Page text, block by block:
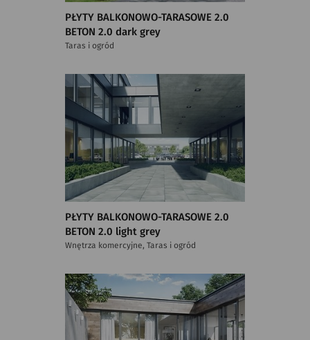
PŁYTY BALKONOWO-TARASOWE 2.0
BETON 2.0 dark grey
Taras i ogród
PŁYTY BALKONOWO-TARASOWE 2.0
BETON 2.0 light grey
Wnętrza komercyjne, Taras i ogród